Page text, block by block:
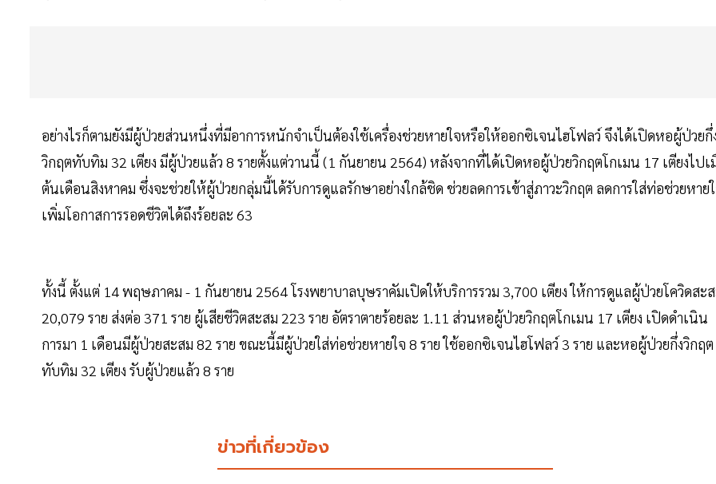
อย่างไรก็ตามยังมีผู้ป่วยส่วนหนึ่งที่มีอาการหนักจำเป็นต้องใช้เครื่องช่วยหายใจหรือให้ออกซิเจนไฮโฟลว์ จึงได้เปิดหอผู้ป่วยกึ่
วิกฤตทับทิม 32 เตียง มีผู้ป่วยแล้ว 8 รายตั้งแต่วานนี้ (1 กันยายน 2564) หลังจากที่ได้เปิดหอผู้ป่วยวิกฤตโกเมน 17 เตียงไปเ
ต้นเดือนสิงหาคม ซึ่งจะช่วยให้ผู้ป่วยกลุ่มนี้ได้รับการดูแลรักษาอย่างใกล้ชิด ช่วยลดการเข้าสู่ภาวะวิกฤต ลดการใส่ท่อช่วยหาย
เพิ่มโอกาสการรอดชีวิตได้ถึงร้อยละ 63
ทั้งนี้ ตั้งแต่ 14 พฤษภาคม - 1 กันยายน 2564 โรงพยาบาลบุษราคัมเปิดให้บริการรวม 3,700 เตียง ให้การดูแลผู้ป่วยโควิดสะ
20,079 ราย ส่งต่อ 371 ราย ผู้เสียชีวิตสะสม 223 ราย อัตราตายร้อยละ 1.11 ส่วนหอผู้ป่วยวิกฤตโกเมน 17 เตียง เปิดดำเนิน
การมา 1 เดือนมีผู้ป่วยสะสม 82 ราย ขณะนี้มีผู้ป่วยใส่ท่อช่วยหายใจ 8 ราย ใช้ออกซิเจนไฮโฟลว์ 3 ราย และหอผู้ป่วยกึ่งวิกฤต
ทับทิม 32 เตียง รับผู้ป่วยแล้ว 8 ราย
ข่าวที่เกี่ยวข้อง